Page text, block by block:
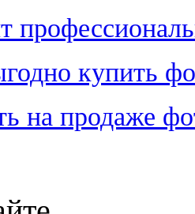
купить
на продаже